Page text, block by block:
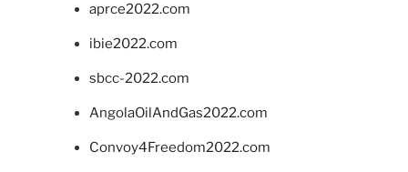
aprce2022.com
ibie2022.com
sbcc-2022.com
AngolaOilAndGas2022.com
Convoy4Freedom2022.com